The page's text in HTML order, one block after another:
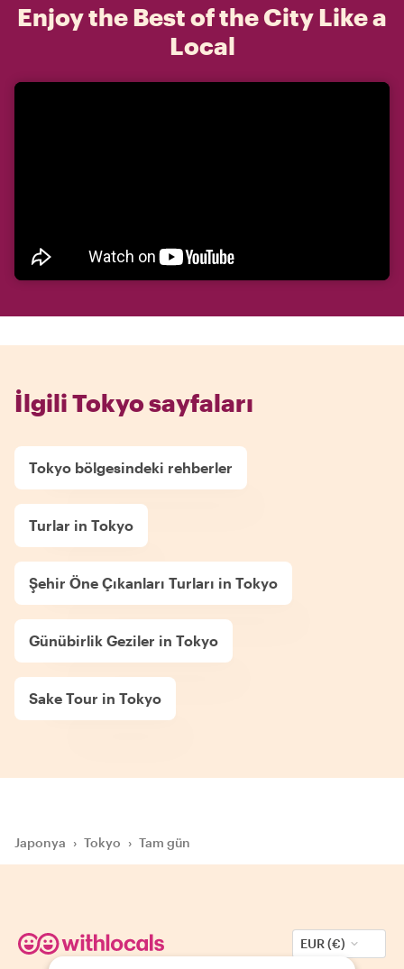
Enjoy the Best of the City Like a
Local
İlgili Tokyo sayfaları
Tokyo bölgesindeki rehberler
Turlar in Tokyo
Şehir Öne Çıkanları Turları in Tokyo
Günübirlik Geziler in Tokyo
Sake Tour in Tokyo
Japonya › Tokyo › Tam gün
EUR (€)